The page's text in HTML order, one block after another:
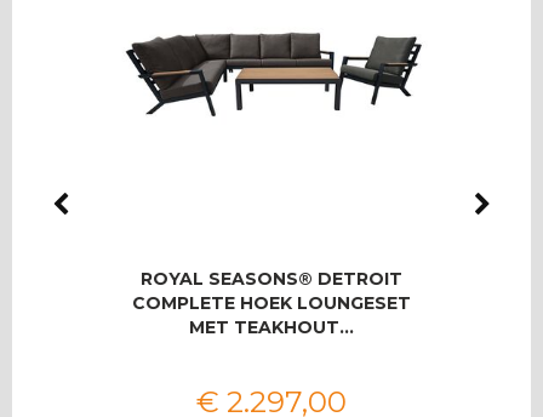
ROYAL SEASONS® DETROIT
COMPLETE HOEK LOUNGESET
MET TEAKHOUT…
€ 2.297,00